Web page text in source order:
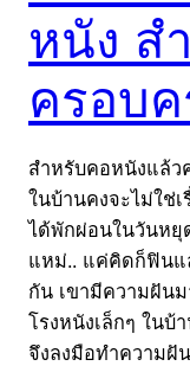
หนัง ส
ครอบค
สำหรับคอหนังแล้ว
ในบ้านคงจะไม่ใช่
ได้พักผ่อนในวันหยุ
แหม่.. แค่คิดก็ฟินแ
กัน เขามีความฝันม
โรงหนังเล็กๆ ในบ้
จึงลงมือทำความฝั